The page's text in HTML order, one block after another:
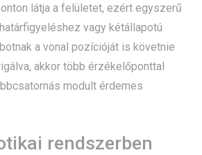
látja a felületet, ezért egyszerű
vagy kétállapotú
a vonal pozícióját is követnie
akkor több érzékelőponttal
modult érdemes
rendszerben